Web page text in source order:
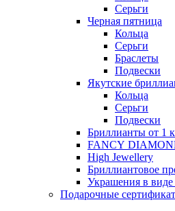
Серьги
Черная пятница
Кольца
Серьги
Браслеты
Подвески
Якутские
Кольца
Серьги
Подвески
Бриллианты от 1
FANCY
High Jewellery
Бриллиантовое
Украшения в виде
Подарочные